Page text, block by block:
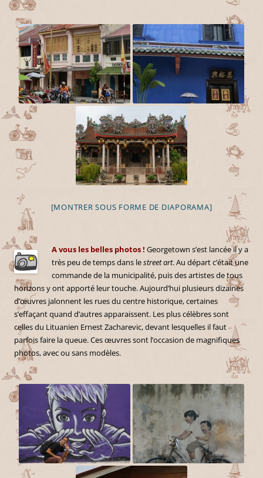
[MONTRER SOUS FORME DE DIAPORAMA]
A vous les belles photos ! Georgetown s’est lancée il y a
très peu de temps dans lestreet art. Au départ c’était une
commande de la municipalité, puis des artistes de tous
horizons y ont apporté leur touche. Aujourd’hui plusieurs dizaines
d’œuvres jalonnent les rues du centre historique, certaines
s’effaçant quand d’autres apparaissent. Les plus célèbres sont
celles du Lituanien Ernest Zacharevic, devant lesquelles il faut
parfois faire la queue. Ces œuvres sont l’occasion de magnifiques
photos, avec ou sans modèles.